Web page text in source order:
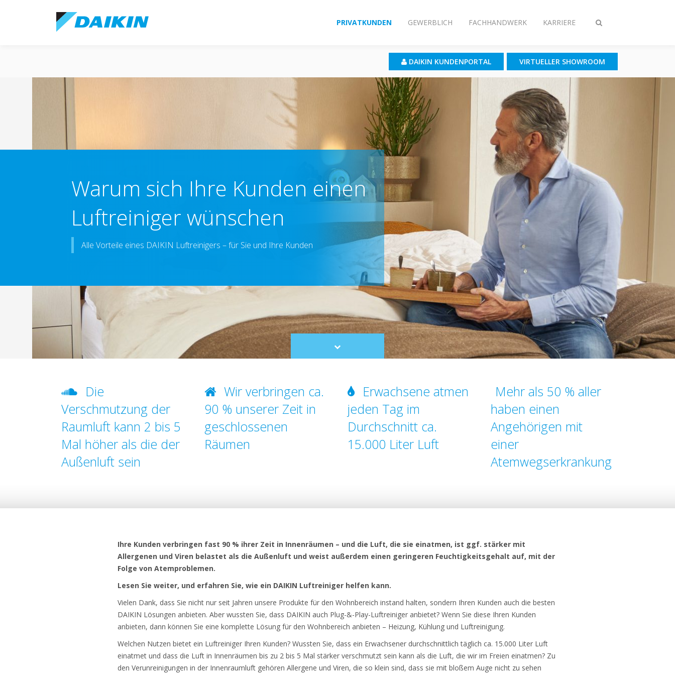
Suche
PRIVATKUNDEN GEWERBLICH FACHHANDWERK KARRIERE
DAIKIN KUNDENPORTAL VIRTUELLER SHOWROOM
Warum sich Ihre Kunden einen
Luftreiniger wünschen
Alle Vorteile eines DAIKIN Luftreinigers – für Sie und Ihre Kunden
Scroll
to
Die
Verschmutzung der
Raumluft kann 2 bis 5
Mal höher als die der
Außenluft sein
Wir verbringen ca.
90 % unserer Zeit in
geschlossenen
Räumen
Erwachsene atmen
jeden Tag im
Durchschnitt ca.
15.000 Liter Luft
Mehr als 50 % aller
haben einen
Angehörigen mit
einer
Atemwegserkrankung
Ihre Kunden verbringen fast 90 % ihrer Zeit in Innenräumen – und die Luft, die sie einatmen, ist ggf. stärker mit
Allergenen und Viren belastet als die Außenluft und weist außerdem einen geringeren Feuchtigkeitsgehalt auf, mit der
Folge von Atemproblemen.
Lesen Sie weiter, und erfahren Sie, wie ein DAIKIN Luftreiniger helfen kann.
Vielen Dank, dass Sie nicht nur seit Jahren unsere Produkte für den Wohnbereich instand halten, sondern Ihren Kunden auch die besten
DAIKIN Lösungen anbieten. Aber wussten Sie, dass DAIKIN auch Plug-&-Play-Luftreiniger anbietet? Wenn Sie diese Ihren Kunden
anbieten, dann können Sie eine komplette Lösung für den Wohnbereich anbieten – Heizung, Kühlung und Luftreinigung.
Welchen Nutzen bietet ein Luftreiniger Ihren Kunden? Wussten Sie, dass ein Erwachsener durchschnittlich täglich ca. 15.000 Liter Luft
einatmet und dass die Luft in Innenräumen bis zu 2 bis 5 Mal stärker verschmutzt sein kann als die Luft, die wir im Freien einatmen? Zu
den Verunreinigungen in der Innenraumluft gehören Allergene und Viren, die so klein sind, dass sie mit bloßem Auge nicht zu sehen